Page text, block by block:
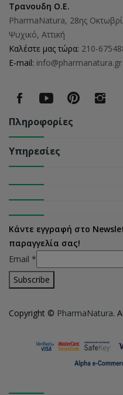
Τρανουδη Ο.Ε.
PharmaNatura, 28ης
Ψυχικό, Αττική
Καλέστε μας τώρα: 210-
E-mail: info@pharmanatura.gr
Πληροφορίες
Υπηρεσίες
Κάντε εγγραφή στο
παραγγελία σας!
Email *
Copyright © PharmaNatura.